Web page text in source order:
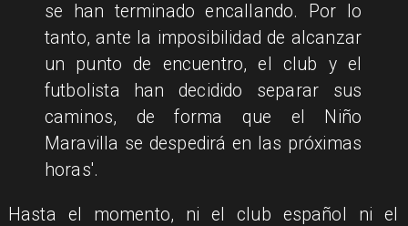
se han terminado encallando. Por lo
tanto, ante la imposibilidad de alcanzar
un punto de encuentro, el club y el
futbolista han decidido separar sus
caminos, de forma que el Niño
Maravilla se despedirá en las próximas
horas'.
Hasta el momento, ni el club español ni el